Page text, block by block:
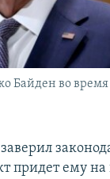
Байден во время
придет ему на